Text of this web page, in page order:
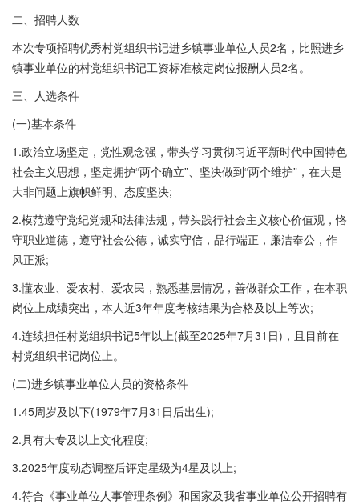
二、招聘人数
本次专项招聘优秀村党组织书记进乡镇事业单位人员2名，比照进乡
镇事业单位的村党组织书记工资标准核定岗位报酬人员2名。
三、人选条件
(一)基本条件
1.政治立场坚定，党性观念强，带头学习贯彻习近平新时代中国特色
社会主义思想，坚定拥护“两个确立”、坚决做到“两个维护”，在大是
大非问题上旗帜鲜明、态度坚决;
2.模范遵守党纪党规和法律法规，带头践行社会主义核心价值观，恪
守职业道德，遵守社会公德，诚实守信，品行端正，廉洁奉公，作
风正派;
3.懂农业、爱农村、爱农民，熟悉基层情况，善做群众工作，在本职
岗位上成绩突出，本人近3年年度考核结果为合格及以上等次;
4.连续担任村党组织书记5年以上(截至2025年7月31日)，且目前在
村党组织书记岗位上。
(二)进乡镇事业单位人员的资格条件
1.45周岁及以下(1979年7月31日后出生);
2.具有大专及以上文化程度;
3.2025年度动态调整后评定星级为4星及以上;
4.符合《事业单位人事管理条例》和国家及我省事业单位公开招聘有